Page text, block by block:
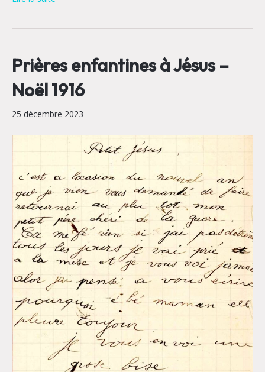
Prières enfantines à Jésus –
Noël 1916
25 décembre 2023